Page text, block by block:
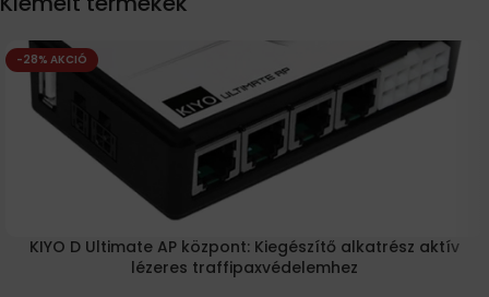
-28% AKCIÓ
KIYO D Ultimate AP központ: Kiegészítő alkatrész aktív
lézeres traffipaxvédelemhez